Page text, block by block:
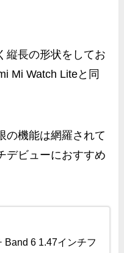
縦長の形状をしてお
Mi Watch Liteと同
の機能は網羅されて
デビューにおすすめ
Band 6 1.47インチフ